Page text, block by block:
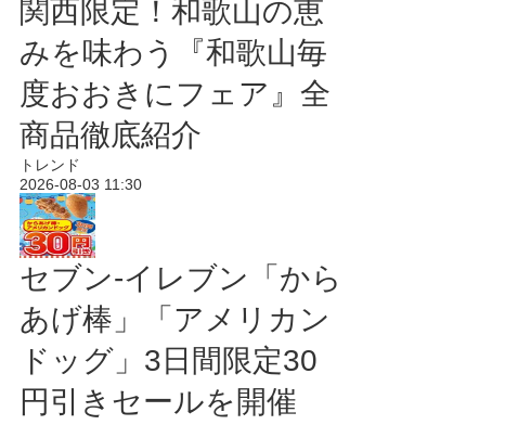
関西限定！和歌山の恵
みを味わう『和歌山毎
度おおきにフェア』全
商品徹底紹介
トレンド
2026-08-03 11:30
セブン‐イレブン「から
あげ棒」「アメリカン
ドッグ」3日間限定30
円引きセールを開催